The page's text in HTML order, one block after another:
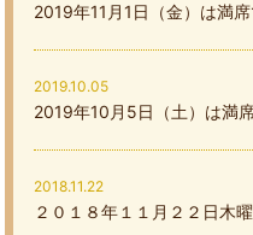
2019年11月1日（金）は満席
2019.10.05
2019年10月5日（土）は満席
2018.11.22
２０１８年１１月２２日木